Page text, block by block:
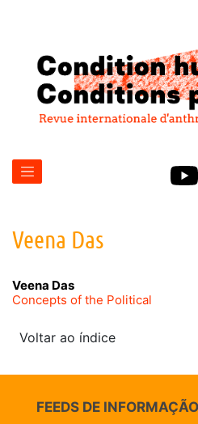
Veena Das
Veena Das
Concepts of the Political
Voltar ao índice
FEEDS DE INFORMAÇÃO